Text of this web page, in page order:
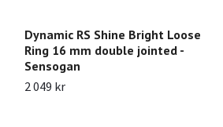
Dynamic RS Shine Bright Loose
Ring 16 mm double jointed -
Sensogan
2 049 kr